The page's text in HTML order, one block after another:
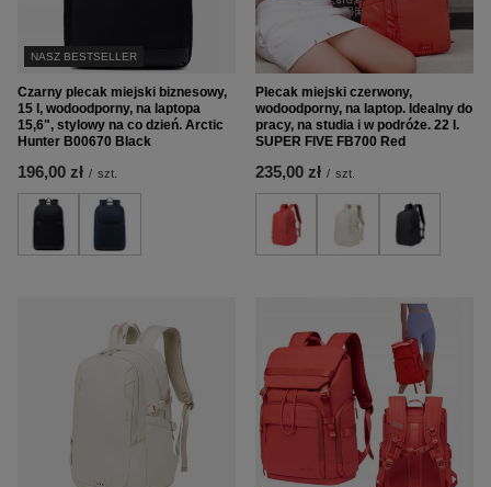
NASZ BESTSELLER
Czarny plecak miejski biznesowy,
15 l, wodoodporny, na laptopa
15,6", stylowy na co dzień. Arctic
Hunter B00670 Black
196,00 zł / szt.
Plecak miejski czerwony,
wodoodporny, na laptop. Idealny do
pracy, na studia i w podróże. 22 l.
SUPER FIVE FB700 Red
235,00 zł / szt.